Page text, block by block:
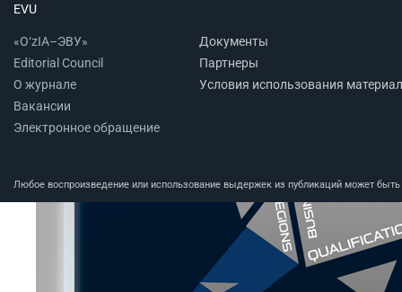
EVU
«O‘zIA–ЭВУ»
Editorial Council
О журнале
Вакансии
Электронное обращение
Документы
Партнеры
Условия использования
Любое воспроизведение или использование выдержек из публикаций может